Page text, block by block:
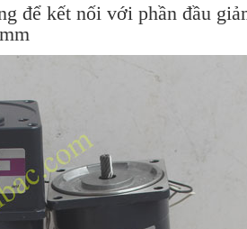
để kết nối với phần đầu